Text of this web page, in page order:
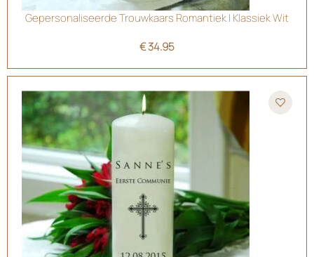
Gepersonaliseerde Trouwkaars Romantiek | Klassiek Wit
€34.95